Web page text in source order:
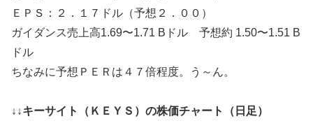
ＥＰＳ：２．１７ドル（予想２．００）
ガイダンス売上高1.69〜1.71 Bドル 予想約 1.50〜1.51 B
ドル
ちなみに予想ＰＥＲは４７倍程度。う～ん。
↓↓キーサイト（ＫＥＹＳ）の株価チャート（日足）